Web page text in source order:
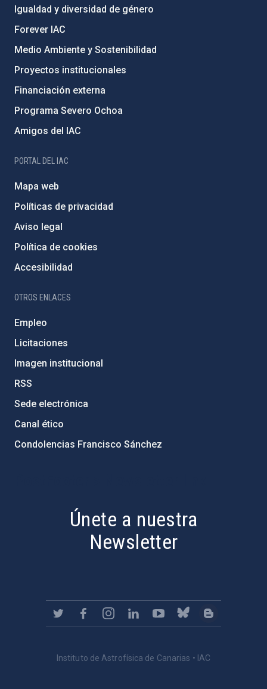
Igualdad y diversidad de género
Forever IAC
Medio Ambiente y Sostenibilidad
Proyectos institucionales
Financiación externa
Programa Severo Ochoa
Amigos del IAC
PORTAL DEL IAC
Mapa web
Políticas de privacidad
Aviso legal
Política de cookies
Accesibilidad
OTROS ENLACES
Empleo
Licitaciones
Imagen institucional
RSS
Sede electrónica
Canal ético
Condolencias Francisco Sánchez
Únete a nuestra
Newsletter
Instituto de Astrofísica de Canarias • IAC